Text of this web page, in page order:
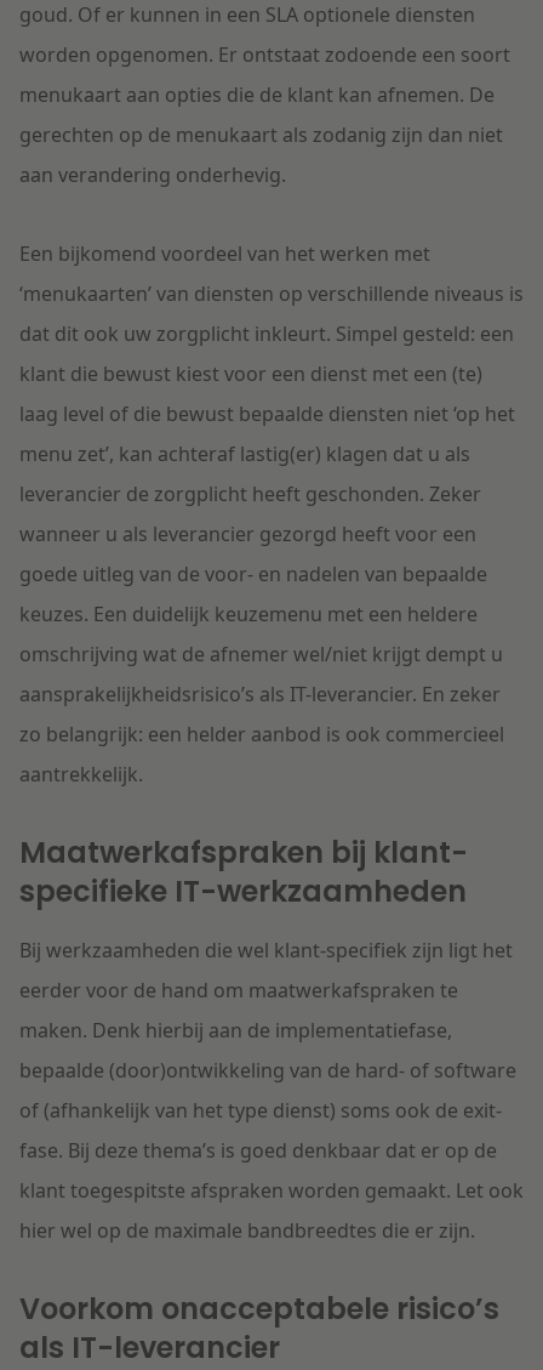
goud. Of er kunnen in een SLA optionele diensten
worden opgenomen. Er ontstaat zodoende een soort
menukaart aan opties die de klant kan afnemen. De
gerechten op de menukaart als zodanig zijn dan niet
aan verandering onderhevig.
Een bijkomend voordeel van het werken met
‘menukaarten’ van diensten op verschillende niveaus is
dat dit ook uw zorgplicht inkleurt. Simpel gesteld: een
klant die bewust kiest voor een dienst met een (te)
laag level of die bewust bepaalde diensten niet ‘op het
menu zet’, kan achteraf lastig(er) klagen dat u als
leverancier de zorgplicht heeft geschonden. Zeker
wanneer u als leverancier gezorgd heeft voor een
goede uitleg van de voor- en nadelen van bepaalde
keuzes. Een duidelijk keuzemenu met een heldere
omschrijving wat de afnemer wel/niet krijgt dempt u
aansprakelijkheidsrisico’s als IT-leverancier. En zeker
zo belangrijk: een helder aanbod is ook commercieel
aantrekkelijk.
Maatwerkafspraken bij klant-
specifieke IT-werkzaamheden
Bij werkzaamheden die wel klant-specifiek zijn ligt het
eerder voor de hand om maatwerkafspraken te
maken. Denk hierbij aan de implementatiefase,
bepaalde (door)ontwikkeling van de hard- of software
of (afhankelijk van het type dienst) soms ook de exit-
fase. Bij deze thema’s is goed denkbaar dat er op de
klant toegespitste afspraken worden gemaakt. Let ook
hier wel op de maximale bandbreedtes die er zijn.
Voorkom onacceptabele risico’s
als IT-leverancier